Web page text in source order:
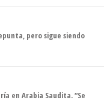
pero sigue siendo
en Arabia Saudita. “Se